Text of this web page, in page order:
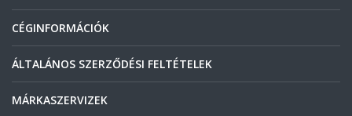
CÉGINFORMÁCIÓK
ÁLTALÁNOS SZERZŐDÉSI FELTÉTELEK
MÁRKASZERVIZEK